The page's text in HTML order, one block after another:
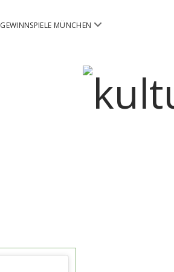
GEWINNSPIELE MÜNCHEN Menü